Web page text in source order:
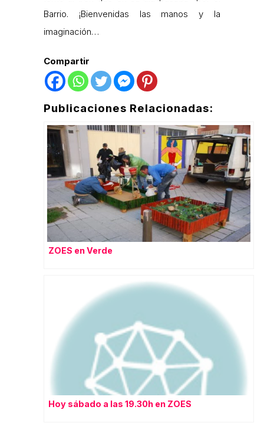
Barrio. ¡Bienvenidas las manos y la
imaginación…
Compartir
Publicaciones Relacionadas:
ZOES en Verde
Hoy sábado a las 19.30h en ZOES